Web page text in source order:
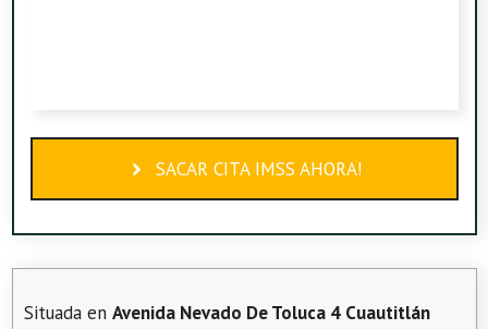
SACAR CITA IMSS AHORA!
Situada en Avenida Nevado De Toluca 4 Cuautitlán